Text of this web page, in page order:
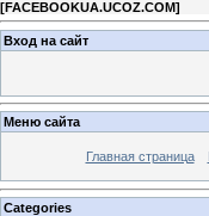
[FACEBOOKUA.UCOZ.COM]
Вход на сайт
Меню сайта
Главная страница
Categories